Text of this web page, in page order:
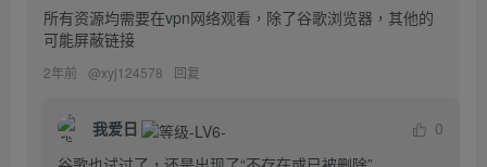
所有资源均需要在vpn网络观看，除了谷歌浏览器，其他的
可能屏蔽链接
2年前 @xyj124578 回复
我爱日
0